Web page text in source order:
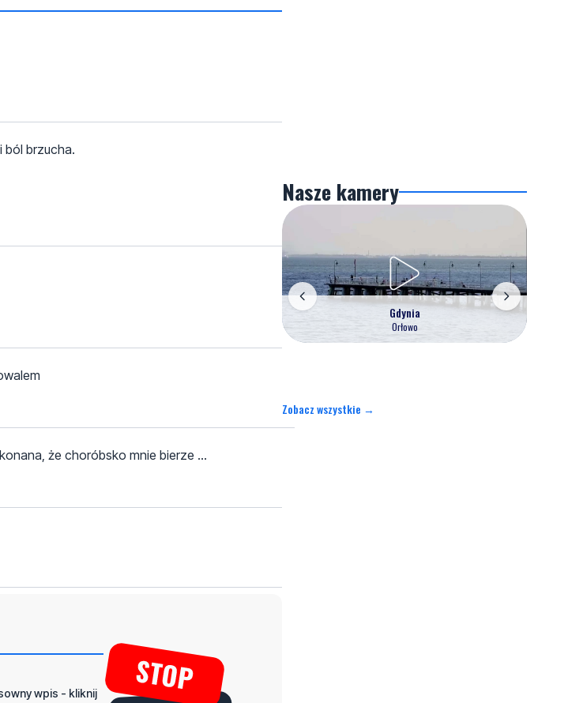
ból brzucha.
że choróbsko mnie bierze ...
wpis - kliknij
Nasze kamery
Gdynia
Orłowo
Zobacz wszystkie →